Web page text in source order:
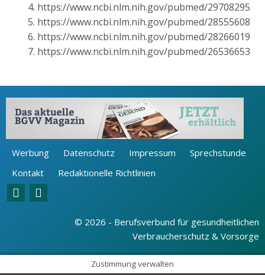
https://www.ncbi.nlm.nih.gov/pubmed/29708295
https://www.ncbi.nlm.nih.gov/pubmed/28555608
https://www.ncbi.nlm.nih.gov/pubmed/28266019
https://www.ncbi.nlm.nih.gov/pubmed/26536653
Werbung Datenschutz Impressum
Sprechstunde
Kontakt
Redaktionelle Richtlinien
© 2026 - Berufsverbund für gesundheitlichen
Verbraucherschutz & Vorsorge
Zustimmung verwalten